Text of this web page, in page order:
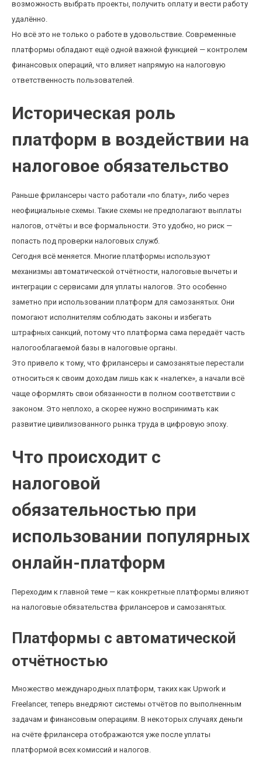
возможность выбрать проекты, получить оплату и вести работу
удалённо.
Но всё это не только о работе в удовольствие. Современные
платформы обладают ещё одной важной функцией — контролем
финансовых операций, что влияет напрямую на налоговую
ответственность пользователей.
Историческая роль
платформ в воздействии на
налоговое обязательство
Раньше фрилансеры часто работали «по блату», либо через
неофициальные схемы. Такие схемы не предполагают выплаты
налогов, отчёты и все формальности. Это удобно, но риск —
попасть под проверки налоговых служб.
Сегодня всё меняется. Многие платформы используют
механизмы автоматической отчётности, налоговые вычеты и
интеграции с сервисами для уплаты налогов. Это особенно
заметно при использовании платформ для самозанятых. Они
помогают исполнителям соблюдать законы и избегать
штрафных санкций, потому что платформа сама передаёт часть
налогооблагаемой базы в налоговые органы.
Это привело к тому, что фрилансеры и самозанятые перестали
относиться к своим доходам лишь как к «налегке», а начали всё
чаще оформлять свои обязанности в полном соответствии с
законом. Это неплохо, а скорее нужно воспринимать как
развитие цивилизованного рынка труда в цифровую эпоху.
Что происходит с
налоговой
обязательностью при
использовании популярных
онлайн-платформ
Переходим к главной теме — как конкретные платформы влияют
на налоговые обязательства фрилансеров и самозанятых.
Платформы с автоматической
отчётностью
Множество международных платформ, таких как Upwork и
Freelancer, теперь внедряют системы отчётов по выполненным
задачам и финансовым операциям. В некоторых случаях деньги
на счёте фрилансера отображаются уже после уплаты
платформой всех комиссий и налогов.